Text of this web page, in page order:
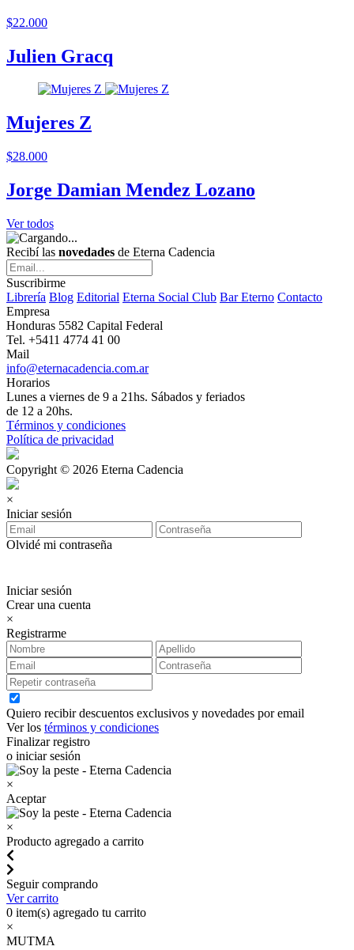
$22.000
Julien Gracq
Mujeres Z
$28.000
Jorge Damian Mendez Lozano
Ver todos
Recibí las novedades de Eterna Cadencia
Suscribirme
Librería Blog Editorial Eterna Social Club Bar Eterno Contacto
Empresa
Honduras 5582 Capital Federal
Tel. +5411 4774 41 00
Mail
info@eternacadencia.com.ar
Horarios
Lunes a viernes de 9 a 21hs. Sábados y feriados
de 12 a 20hs.
Términos y condiciones
Política de privacidad
Copyright © 2026 Eterna Cadencia
×
Iniciar sesión
Olvidé mi contraseña
Iniciar sesión
Crear una cuenta
×
Registrarme
Quiero recibir descuentos exclusivos y novedades por email
Ver los términos y condiciones
Finalizar registro
o iniciar sesión
×
Aceptar
×
Producto agregado a carrito
Seguir comprando
Ver carrito
0 item(s) agregado tu carrito
×
MUTMA